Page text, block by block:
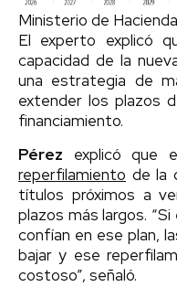
Ministerio de Hacienda
El experto explicó
capacidad de la
una estrategia de
extender los plazos
financiamiento.
Pérez explicó que
reperfilamiento de la
títulos próximos a
plazos más largos.
confían en ese plan,
bajar y ese
costoso”, señaló.